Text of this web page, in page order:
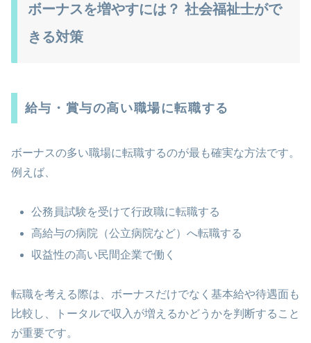
ボーナスを増やすには？ 社会福祉士がで
きる対策
給与・賞与の高い職場に転職する
ボーナスの多い職場に転職するのが最も確実な方法です。
例えば、
公務員試験を受けて行政職に転職する
高給与の病院（公立病院など）へ転職する
収益性の高い民間企業で働く
転職を考える際は、ボーナスだけでなく基本給や待遇面も
比較し、トータルで収入が増えるかどうかを判断すること
が重要です。